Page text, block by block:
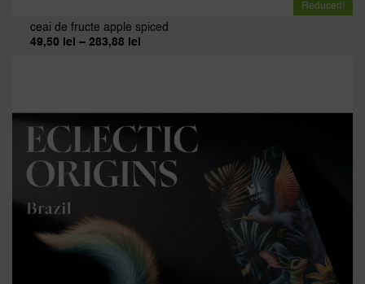
Reduceri!
ceai de fructe apple spiced
49,50
lei – 283,88 leiInterval